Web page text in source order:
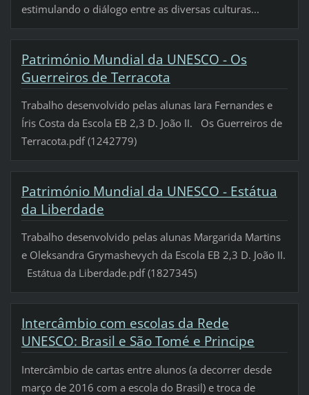
estimulando o diálogo entre as diversas culturas...
Património Mundial da UNESCO - Os
Guerreiros de Terracota
Trabalho desenvolvido pelas alunas Iara Fernandes e
Íris Costa da Escola EB 2,3 D. João II. Os Guerreiros de
Terracota.pdf (1242779)
Património Mundial da UNESCO - Estátua
da Liberdade
Trabalho desenvolvido pelas alunas Margarida Martins
e Oleksandra Grymashevych da Escola EB 2,3 D. João II.
Estátua da Liberdade.pdf (1827345)
Intercâmbio com escolas da Rede
UNESCO: Brasil e São Tomé e Principe
Intercâmbio de cartas entre alunos (a decorrer desde
março de 2016 com a escola do Brasil) e troca de